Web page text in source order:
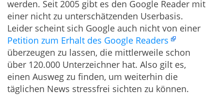
werden. Seit 2005 gibt es den Google Reader mit
einer nicht zu unterschätzenden Userbasis.
Leider scheint sich Google auch nicht von einer
Petition zum Erhalt des Google Readers
überzeugen zu lassen, die mittlerweile schon
über 120.000 Unterzeichner hat. Also gilt es,
einen Ausweg zu finden, um weiterhin die
täglichen News stressfrei sichten zu können.